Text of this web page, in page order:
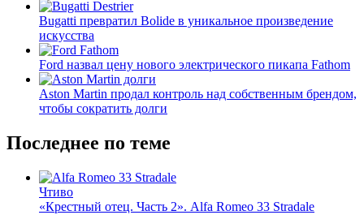
Bugatti превратил Bolide в уникальное произведение
искусства
Ford назвал цену нового электрического пикапа Fathom
Aston Martin продал контроль над собственным брендом,
чтобы сократить долги
Последнее по теме
Чтиво
«Крестный отец. Часть 2». Alfa Romeo 33 Stradale